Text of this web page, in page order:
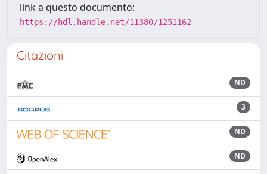
link a questo documento:
https://hdl.handle.net/11380/1251162
Citazioni
ND
3
ND
ND